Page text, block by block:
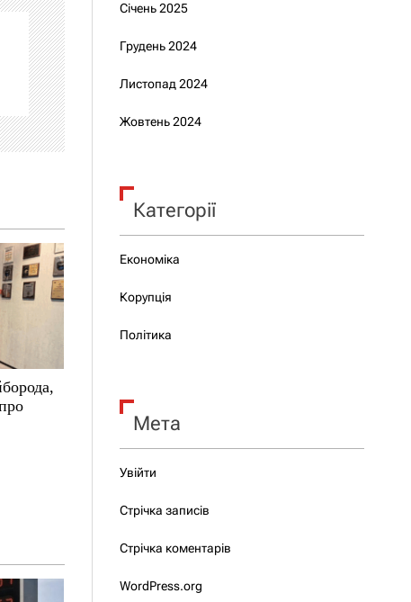
Січень 2025
Грудень 2024
Листопад 2024
Жовтень 2024
Категорії
Економіка
Корупція
Політика
Мета
Увійти
Стрічка записів
Стрічка коментарів
WordPress.org